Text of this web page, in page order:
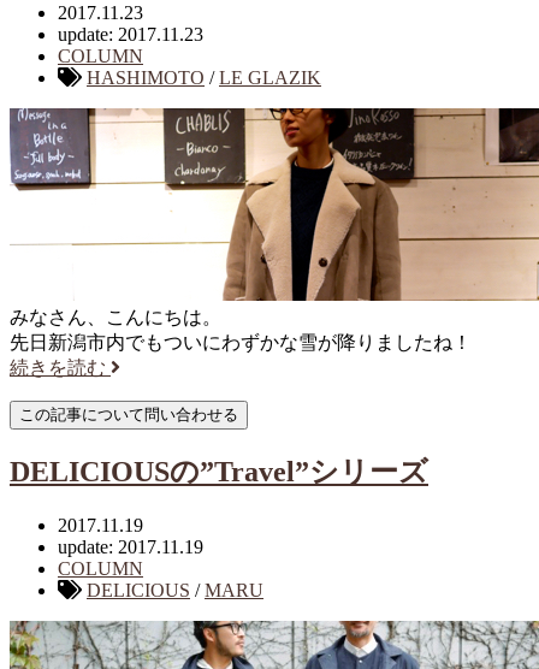
2017.11.23
update: 2017.11.23
COLUMN
HASHIMOTO /LE GLAZIK
みなさん、こんにちは。
先日新潟市内でもついにわずかな雪が降りましたね！
続きを読む
DELICIOUSの”Travel”シリーズ
2017.11.19
update: 2017.11.19
COLUMN
DELICIOUS /MARU